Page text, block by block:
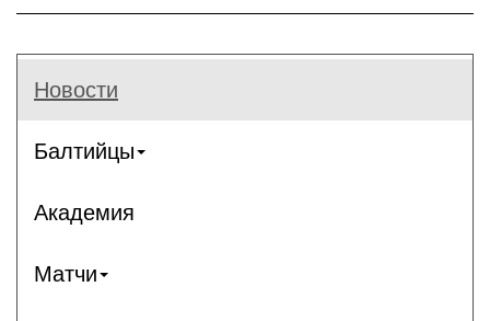
Новости
Балтийцы
Академия
Матчи